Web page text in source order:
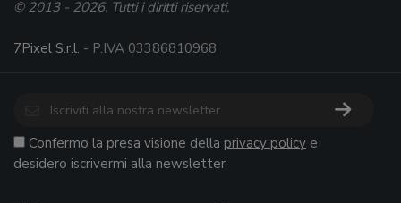
© 2013 - 2026. Tutti i diritti riservati.
7Pixel S.r.l. - P.IVA 03386810968
Confermo la presa visione della privacy policy e
desidero iscrivermi alla newsletter